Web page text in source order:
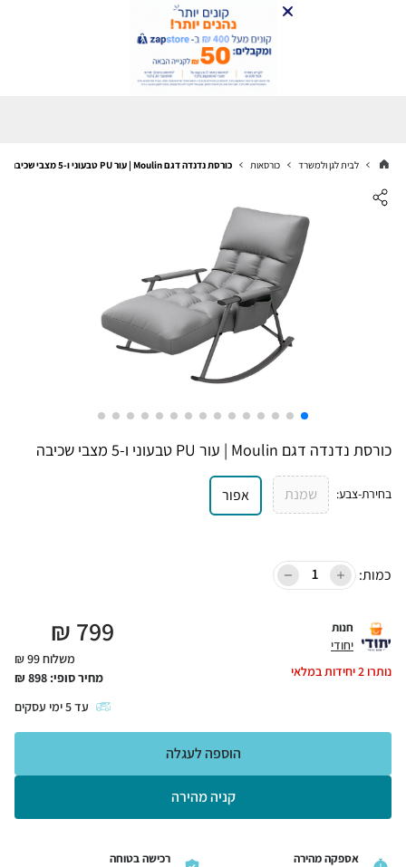
לבית לגן ולמשרד כורסאות כורסת נדנדה דגם Moulin | עור PU טבעוני ו-5 מצבי שכיבה
כורסת נדנדה דגם Moulin | עור PU טבעוני ו-5 מצבי שכיבה
בחירת-צבע: שמנת אפור
כמות:
חנות
יחודי
נותרו2יחידות במלאי
799
₪
משלוח 99 ₪
מחיר סופי: 898
₪
עד5ימי עסקים
קניה מהירה
הוספה לעגלה
אספקה מהירה
רכישה בטוחה